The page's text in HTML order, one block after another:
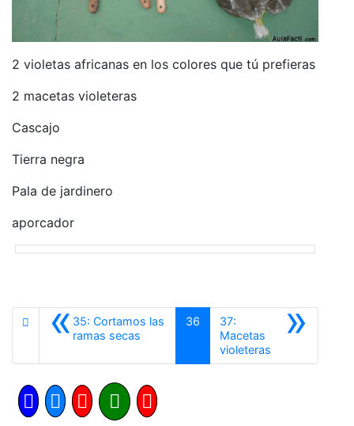
2 violetas africanas en los colores que tú prefieras
2 macetas violeteras
Cascajo
Tierra negra
Pala de jardinero
aporcador
«35: Cortamos las
ramas secas
36 »
37:
Macetas
violeterasSiguiente